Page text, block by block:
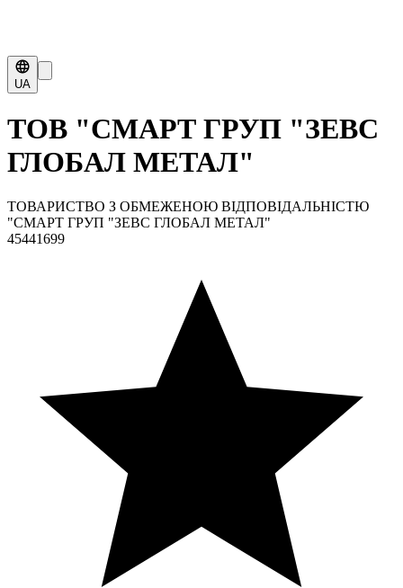
UA
ТОВ "СМАРТ ГРУП "ЗЕВС
ГЛОБАЛ МЕТАЛ"
ТОВАРИСТВО З ОБМЕЖЕНОЮ ВІДПОВІДАЛЬНІСТЮ
"СМАРТ ГРУП "ЗЕВС ГЛОБАЛ МЕТАЛ"
45441699